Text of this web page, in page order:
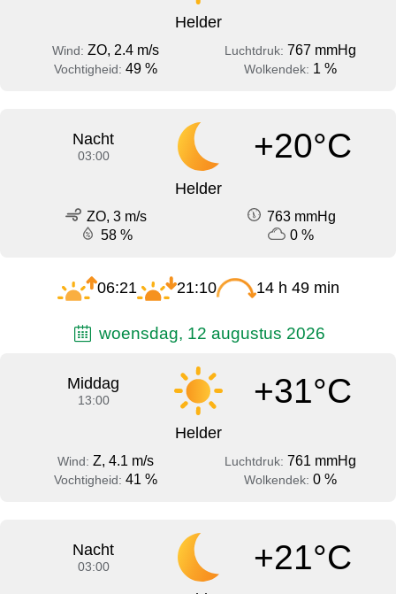
Helder
Wind: ZO, 2.4 m/s Luchtdruk: 767 mmHg
Vochtigheid: 49 % Wolkendek: 1 %
Nacht
03:00 +20°C
Helder
ZO, 3 m/s
763 mmHg
58 %
0 %
06:21 21:10 14 h 49 min
woensdag, 12 augustus 2026
Middag
13:00 +31°C
Helder
Wind: Z, 4.1 m/s Luchtdruk: 761 mmHg
Vochtigheid: 41 % Wolkendek: 0 %
Nacht
03:00 +21°C